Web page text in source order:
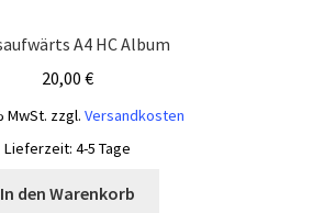
A4 HC Album
20,00 €
MwSt. zzgl. Versandkosten
Lieferzeit: 4-5 Tage
In den Warenkorb